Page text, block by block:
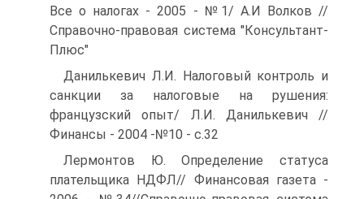
Все о налогах - 2005 - №1/ А.И Волков //
Справочно-правовая система "Консультант-
Плюс"
Данилькевич Л.И. Налоговый контроль и
санкции за налоговые на рушения:
французский опыт/ Л.И. Данилькевич //
Финансы - 2004 -№10 - с.32
Лермонтов Ю. Определение статуса
плательщика НДФЛ// Финансовая газета -